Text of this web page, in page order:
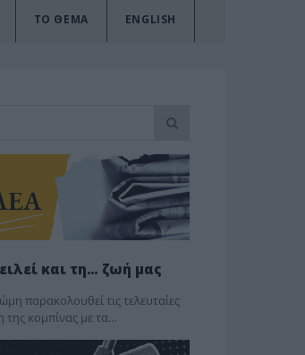
ΤΟ ΘΕΜΑ ENGLISH
και τη… ζωή μας
παρακολουθεί τις τελευταίες
κο­μπίνας με τα…